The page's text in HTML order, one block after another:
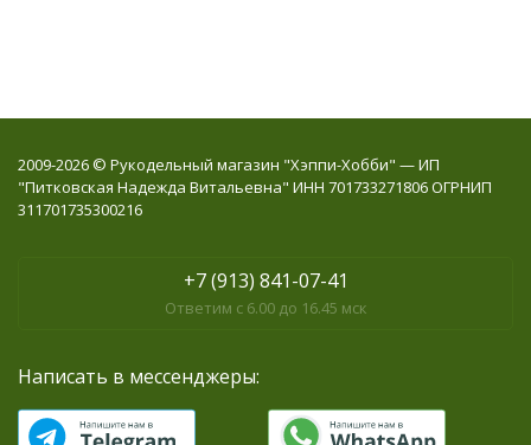
2009-2026 © Рукодельный магазин "Хэппи-Хобби" — ИП
"Питковская Надежда Витальевна" ИНН 701733271806 ОГРНИП
311701735300216
+7 (913) 841-07-41
Ответим с 6.00 до 16.45 мск
Написать в мессенджеры: